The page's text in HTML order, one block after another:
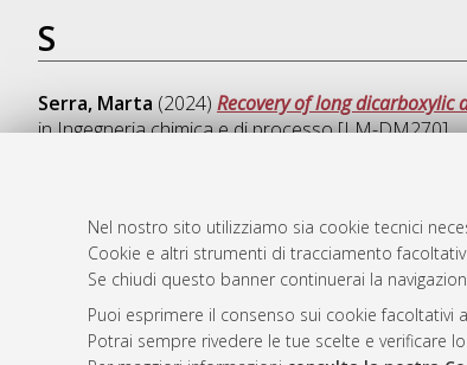
Nel nostro sito utilizziamo sia cookie tecnici
Cookie e altri strumenti di tracciamento
Se chiudi questo banner continuerai la
Puoi esprimere il consenso sui cookie
Potrai sempre rivedere le tue scelte e verificare
S
Serra, Marta (2024) Recovery of long dicarboxylic
inIngegneria chimica e di processo [LM-DM270]
Atom
Rss 2.0